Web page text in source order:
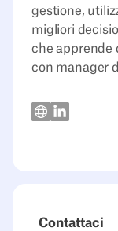
gestione,
migliori
che apprende
con manager
Contattaci